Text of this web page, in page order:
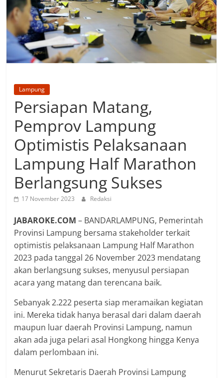
Lampung
Persiapan Matang,
Pemprov Lampung
Optimistis Pelaksanaan
Lampung Half Marathon
Berlangsung Sukses
17 November 2023 Redaksi
JABAROKE.COM – BANDARLAMPUNG, Pemerintah
Provinsi Lampung bersama stakeholder terkait
optimistis pelaksanaan Lampung Half Marathon
2023 pada tanggal 26 November 2023 mendatang
akan berlangsung sukses, menyusul persiapan
acara yang matang dan terencana baik.
Sebanyak 2.222 peserta siap meramaikan kegiatan
ini. Mereka tidak hanya berasal dari dalam daerah
maupun luar daerah Provinsi Lampung, namun
akan ada juga pelari asal Hongkong hingga Kenya
dalam perlombaan ini.
Menurut Sekretaris Daerah Provinsi Lampung